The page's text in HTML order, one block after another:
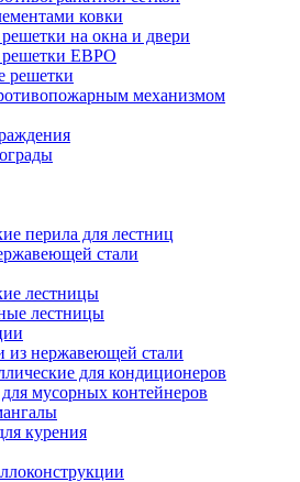
ковки
на окна и двери
ЕВРО
решетки
механизмом
перила для лестниц
стали
лестницы
лестницы
из нержавеющей стали
для кондиционеров
мусорных контейнеров
курения